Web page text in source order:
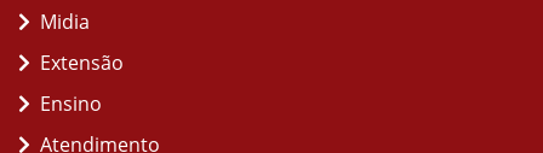
Midia
Extensão
Ensino
Atendimento